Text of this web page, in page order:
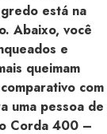
está na
Abaixo, você
e
queimam
com
uma pessoa de
Corda 400 –